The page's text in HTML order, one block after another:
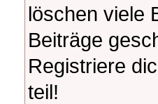
löschen viele
Beiträge
Registriere
teil!